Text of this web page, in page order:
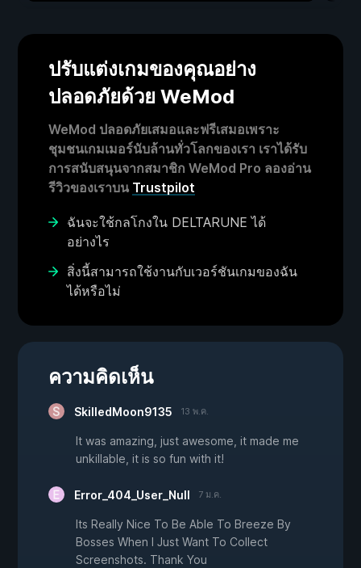
ปรับแต่งเกมของคุณอย่าง
ปลอดภัยด้วย WeMod
WeMod ปลอดภัยเสมอและฟรีเสมอเพราะ
ชุมชนเกมเมอร์นับล้านทั่วโลกของเรา เราได้รับ
การสนับสนุนจากสมาชิก WeMod Pro ลองอ่าน
รีวิวของเราบน Trustpilot
ฉันจะใช้กลโกงใน DELTARUNE ได้
อย่างไร
สิ่งนี้สามารถใช้งานกับเวอร์ชันเกมของฉัน
ได้หรือไม่
ความคิดเห็น
SkilledMoon9135 13 พ.ค.
It was amazing, just awesome, it made me
unkillable, it is so fun with it!
Error_404_User_Null 7 ม.ค.
Its Really Nice To Be Able To Breeze By
Bosses When I Just Want To Collect
Screenshots. Thank You